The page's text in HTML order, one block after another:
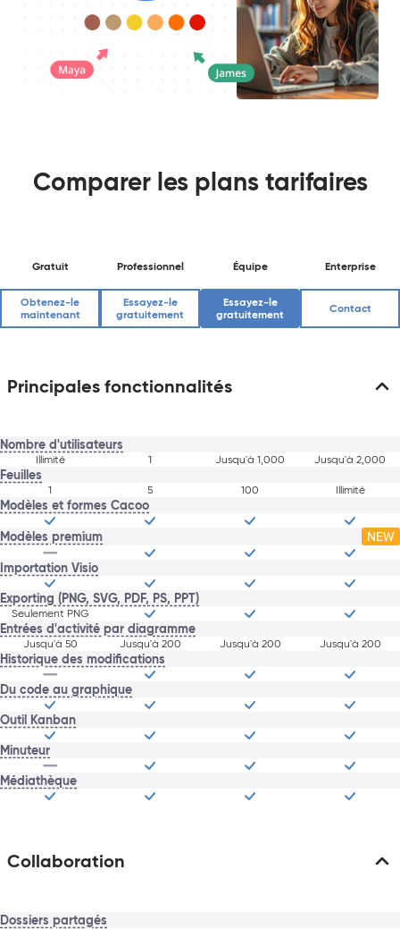
Comparer les plans tarifaires
Gratuit
Obtenez-le
maintenant
Professionnel
Essayez-le
gratuitement
Équipe
Essayez-le
gratuitement
Enterprise
Contact
Principales fonctionnalités
Nombre d'utilisateurs
Illimité 1 Jusqu'à 1,000 Jusqu'à 2,000
Feuilles
1 5 100 Illimité
Modèles et formes Cacoo
Modèles premium
NEW
Importation Visio
Exporting (PNG, SVG, PDF, PS, PPT)
Seulement PNG
Entrées d'activité par diagramme
Jusqu'à 50 Jusqu'à 200 Jusqu'à 200 Jusqu'à 200
Historique des modifications
Du code au graphique
Outil Kanban
Minuteur
Médiathèque
Collaboration
Dossiers partagés